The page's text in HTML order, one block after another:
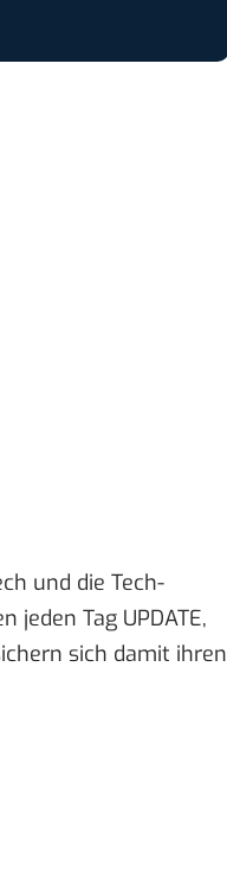
und die Tech-
Tag UPDATE,
sich damit ihren